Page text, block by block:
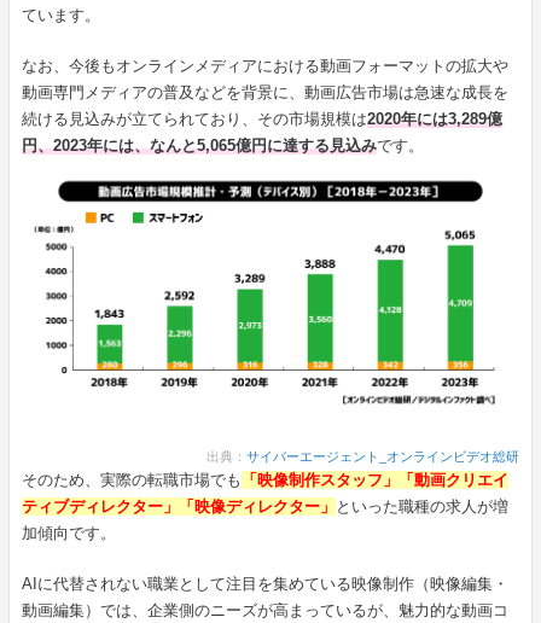
ています。
なお、今後もオンラインメディアにおける動画フォーマットの拡大や
動画専門メディアの普及などを背景に、動画広告市場は急速な成長を
続ける見込みが立てられており、その市場規模は2020年には3,289億
円、2023年には、なんと5,065億円に達する見込みです。
出典：サイバーエージェント_オンラインビデオ総研
そのため、実際の転職市場でも 「映像制作スタッフ」「動画クリエイ
ティブディレクター」「映像ディレクター」 といった職種の求人が増
加傾向です。
AIに代替されない職業として注目を集めている映像制作（映像編集・
動画編集）では、企業側のニーズが高まっているが、魅力的な動画コ